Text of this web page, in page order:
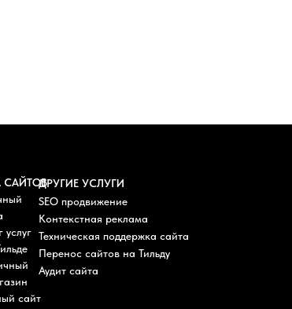
САЙТОВ
услуг
сайт
ДРУГИЕ УСЛУГИ
SEO продвижение
Контекстная реклама
Техническая поддержка сайта
Перенос сайтов на Тильду
Аудит сайта